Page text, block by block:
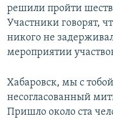
решили пройти
Участники говорят,
никого не
мероприятии
Хабаровск, мы с
несогласованный
Пришло около ста